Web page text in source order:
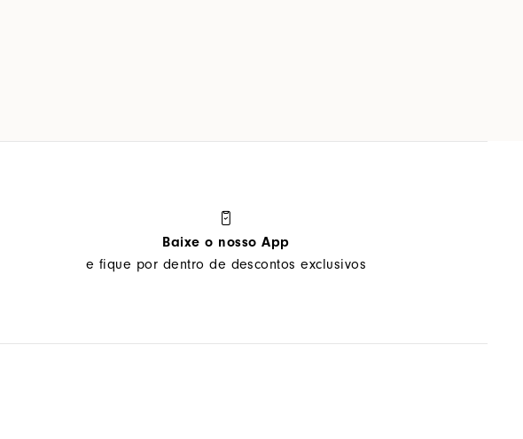
Baixe o nosso App
e fique por dentro de descontos exclusivos